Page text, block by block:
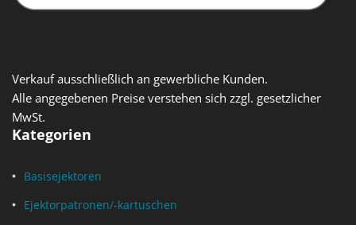
Verkauf ausschließlich an gewerbliche Kunden.
Alle angegebenen Preise verstehen sich zzgl. gesetzlicher
MwSt.
Kategorien
Basisejektoren
Ejektorpatronen/-kartuschen